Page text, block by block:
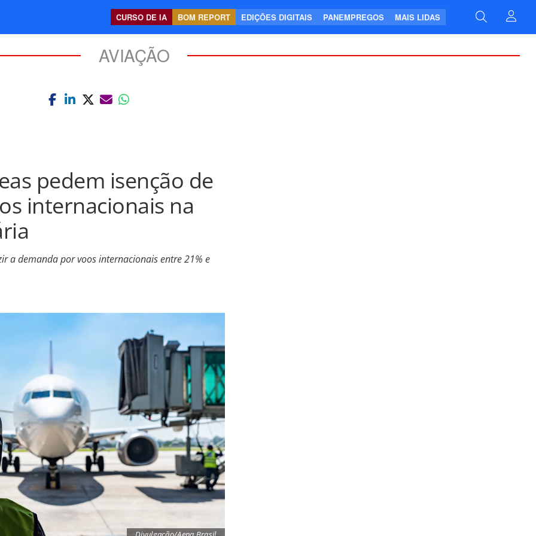
CURSO DE IA BOM REPORT EDIÇÕES DIGITAIS PANEMPREGOS MAIS LIDAS
AVIAÇÃO
pedem isenção de
internacionais na
a demanda por voos internacionais entre 21% e